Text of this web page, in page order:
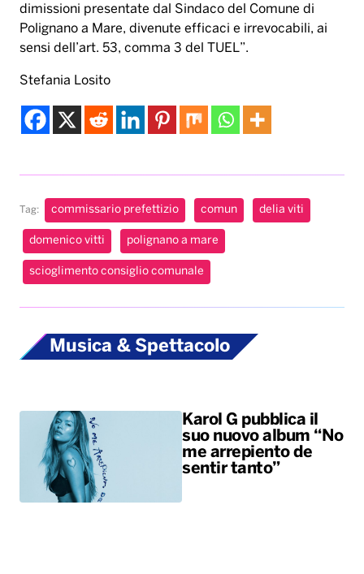
dimissioni presentate dal Sindaco del Comune di
Polignano a Mare, divenute efficaci e irrevocabili, ai
sensi dell’art. 53, comma 3 del TUEL”.
Stefania Losito
Tag: commissario prefettizio comun delia viti
domenico vitti polignano a mare
scioglimento consiglio comunale
Musica & Spettacolo
Karol G pubblica il
suo nuovo album “No
me arrepiento de
sentir tanto”